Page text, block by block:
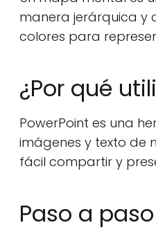
manera jerárquica y
colores para
¿Por qué
PowerPoint es una
imágenes y texto de
fácil compartir y
Paso a